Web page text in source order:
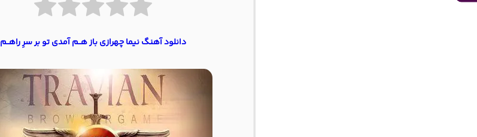
دانلود آهنگ نیما چهرازی باز هــم آمدی تو بر سرِ راهــم